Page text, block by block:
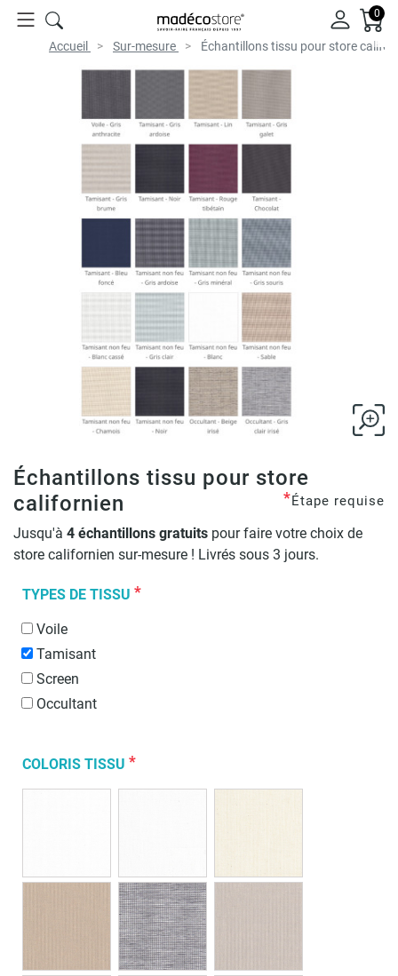
0
Accueil Sur-mesure Échantillons tissu pour store
Échantillons tissu pour store
californien
*Étape requise
Jusqu'à 4 échantillons gratuits pour faire votre choix de
store californien sur-mesure ! Livrés sous 3 jours.
TYPES DE TISSU *
Voile
Tamisant
Screen
Occultant
COLORIS TISSU *